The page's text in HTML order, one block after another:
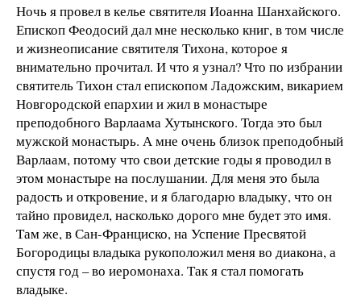
Ночь я провел в келье святителя Иоанна Шанхайского.
Епископ Феодосий дал мне несколько книг, в том числе
и жизнеописание святителя Тихона, которое я
внимательно прочитал. И что я узнал? Что по избрании
святитель Тихон стал епископом Ладожским, викарием
Новгородской епархии и жил в монастыре
преподобного Варлаама Хутынского. Тогда это был
мужской монастырь. А мне очень близок преподобный
Варлаам, потому что свои детские годы я проводил в
этом монастыре на послушании. Для меня это была
радость и откровение, и я благодарю владыку, что он
тайно провидел, насколько дорого мне будет это имя.
Там же, в Сан-Франциско, на Успение Пресвятой
Богородицы владыка рукоположил меня во диакона, а
спустя год – во иеромонаха. Так я стал помогать
владыке.